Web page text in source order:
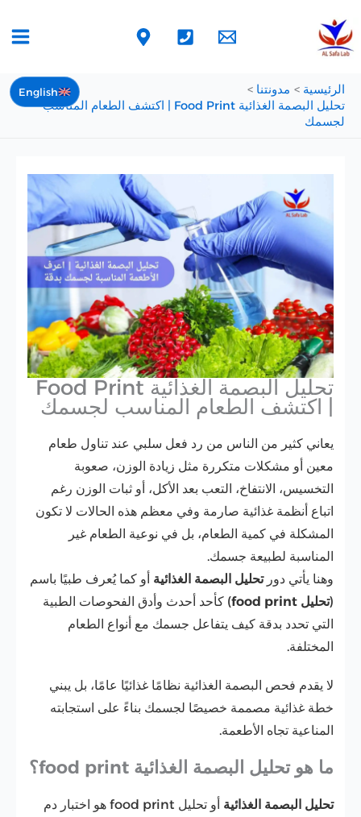
English
إلى
المحتوى
الرئيسية
مدونتنا
تحليل البصمة الغذائية Food Print | اكتشف الطعام المناسب
لجسمك
تحليل البصمة الغذائية Food Print
| اكتشف الطعام المناسب لجسمك
يعاني كثير من الناس من رد فعل سلبي عند تناول طعام
معين أو مشكلات متكررة مثل زيادة الوزن، صعوبة
التخسيس، الانتفاخ، التعب بعد الأكل، أو ثبات الوزن رغم
اتباع أنظمة غذائية صارمة وفي معظم هذه الحالات لا تكون
المشكلة في كمية الطعام، بل في نوعية الطعام غير
المناسبة لطبيعة جسمك.
وهنا يأتي دورتحليل البصمة الغذائية أو كما يُعرف طبيًا باسم
(تحليل food print
) كأحد أحدث وأدق الفحوصات الطبية
التي تحدد بدقة كيف يتفاعل جسمك مع أنواع الطعام
المختلفة.
لا يقدم فحص البصمة الغذائية نظامًا غذائيًا عامًا، بل يبني
خطة غذائية مصممة خصيصًا لجسمك بناءً على استجابته
المناعية تجاه الأطعمة.
ما هو تحليل البصمة الغذائية food print؟
تحليل البصمة الغذائية
أو تحليل food print هو اختبار دم